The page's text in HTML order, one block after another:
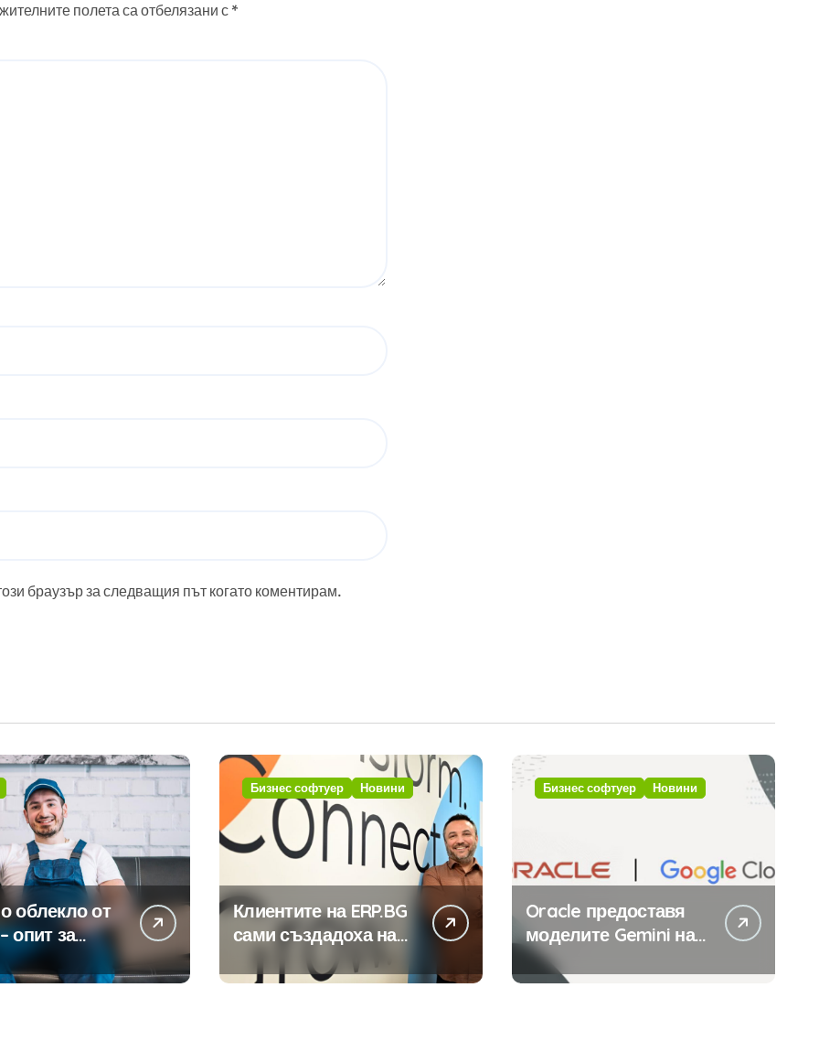
полета са отбелязани с *
браузър за следващия път когато коментирам.
облекло от
опит за
на
Бизнес софтуер Новини
Клиентите на ERP.BG
сами създадоха над
ERP системата с
Бизнес софтуер Новини
Oracle предоставя
моделите Gemini на
Google на хиляди
клиенти на бизнес